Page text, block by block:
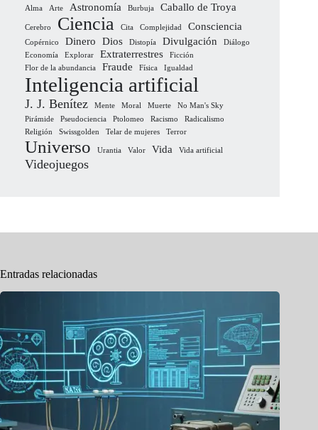
Alma Arte Astronomía Burbuja Caballo de Troya
Cerebro Ciencia Cita Complejidad Consciencia
Copérnico Dinero Dios Distopía Divulgación
Diálogo
Economía
Explorar Extraterrestres
Ficción
Flor de la abundancia
Fraude Física Igualdad
Inteligencia artificial
J. J. Benítez Mente Moral Muerte
No Man's Sky
Pirámide
Pseudociencia Ptolomeo Racismo
Radicalismo
Religión
Swissgolden Telar de mujeres Terror
Universo Urantia Valor Vida Vida artificial
Videojuegos
Entradas relacionadas